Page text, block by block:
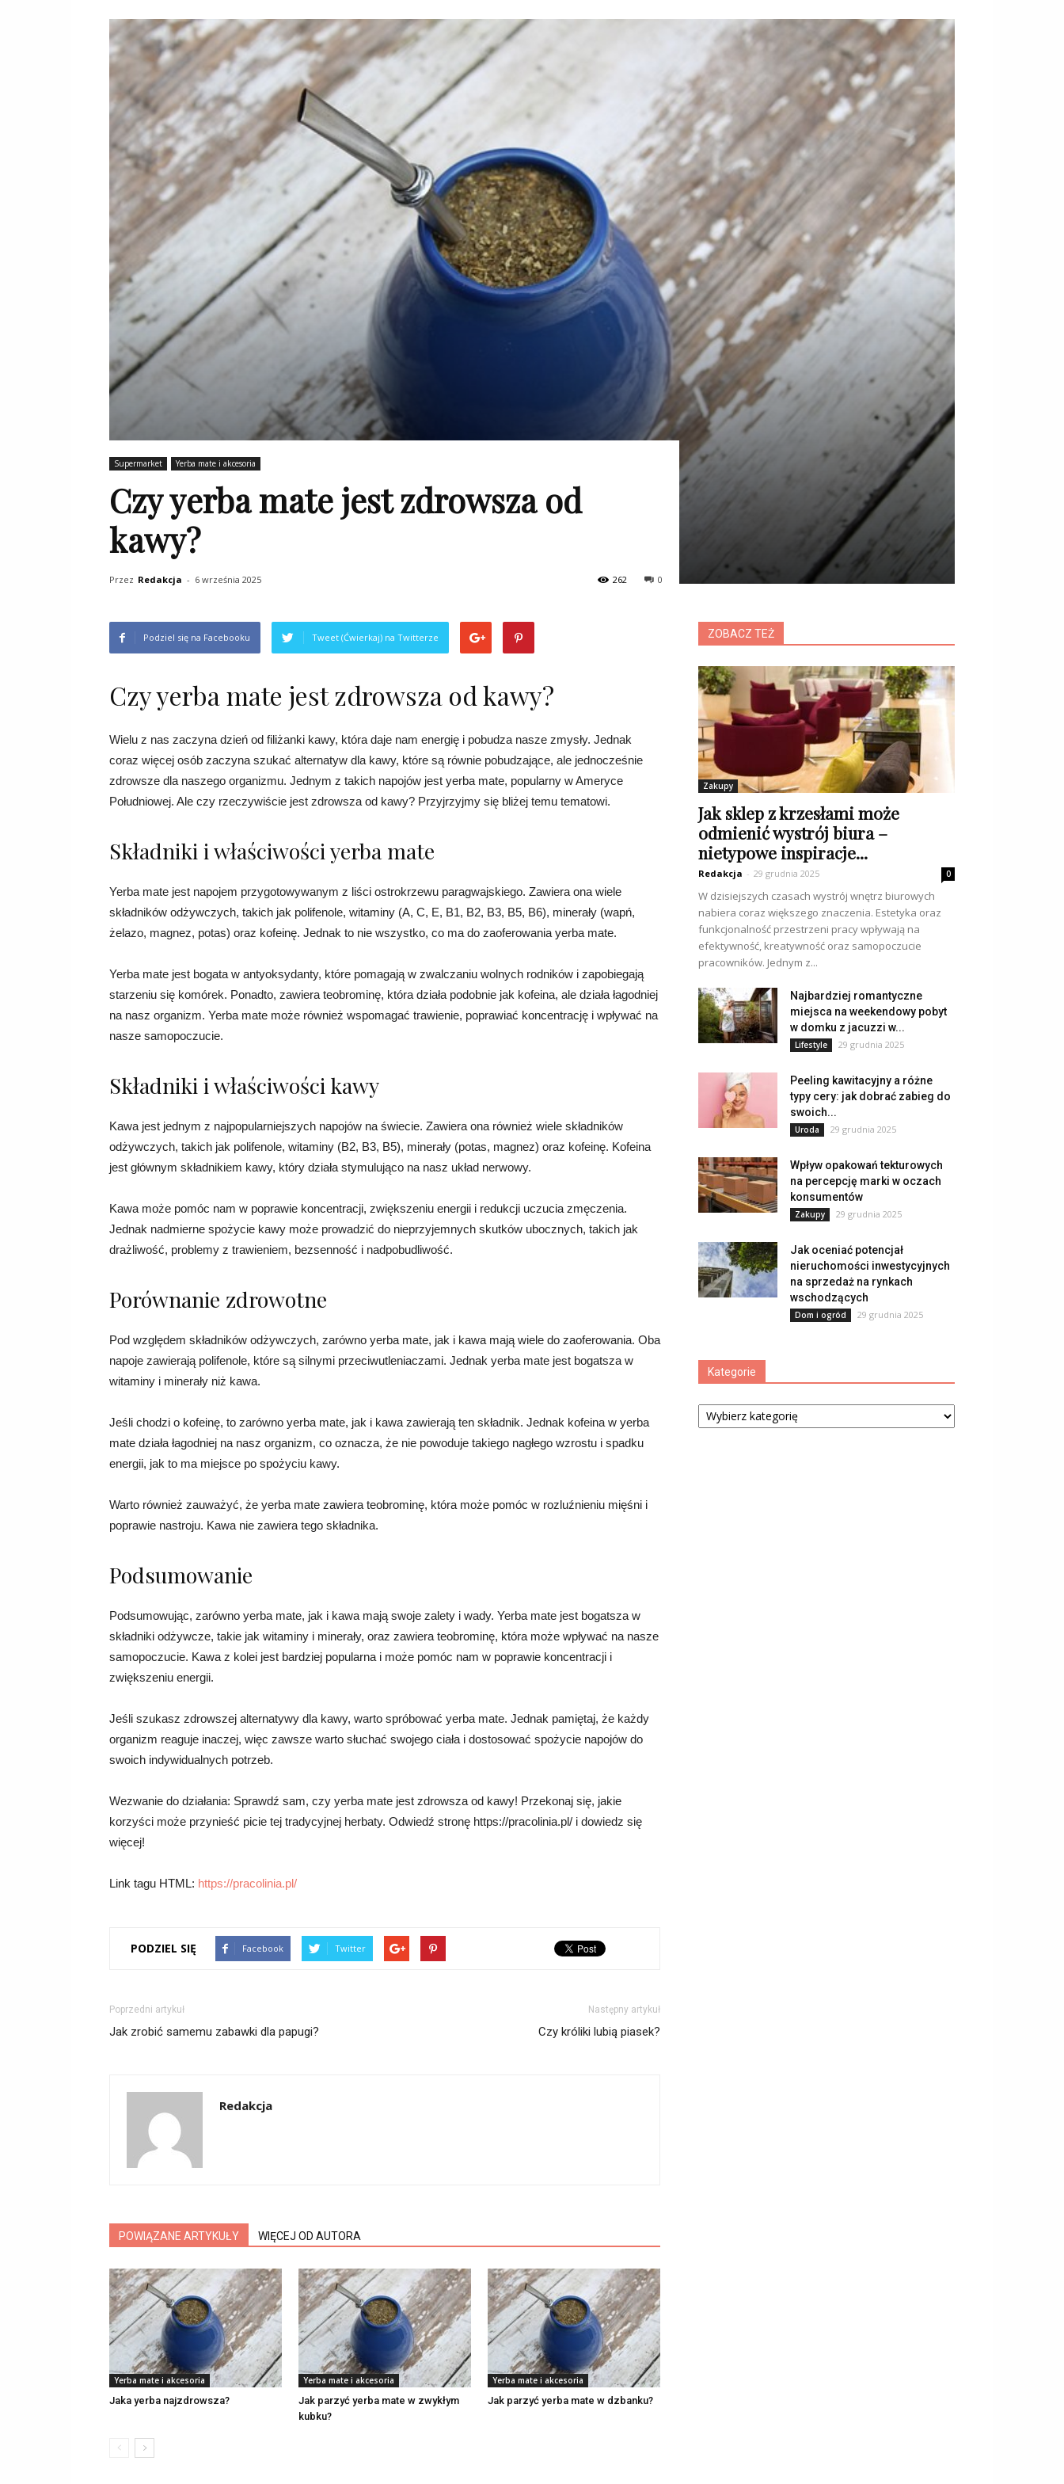
Supermarket Yerba mate i akcesoria
Czy yerba mate jest zdrowsza od
kawy?
Przez Redakcja - 6 września 2025 0
262
Podziel się na Facebooku Tweet (Ćwierkaj) na Twitterze
Czy yerba mate jest zdrowsza od kawy?
Wielu z nas zaczyna dzień od filiżanki kawy, która daje nam energię i pobudza nasze zmysły. Jednak
coraz więcej osób zaczyna szukać alternatyw dla kawy, które są równie pobudzające, ale jednocześnie
zdrowsze dla naszego organizmu. Jednym z takich napojów jest yerba mate, popularny w Ameryce
Południowej. Ale czy rzeczywiście jest zdrowsza od kawy? Przyjrzyjmy się bliżej temu tematowi.
Składniki i właściwości yerba mate
Yerba mate jest napojem przygotowywanym z liści ostrokrzewu paragwajskiego. Zawiera ona wiele
składników odżywczych, takich jak polifenole, witaminy (A, C, E, B1, B2, B3, B5, B6), minerały (wapń,
żelazo, magnez, potas) oraz kofeinę. Jednak to nie wszystko, co ma do zaoferowania yerba mate.
Yerba mate jest bogata w antyoksydanty, które pomagają w zwalczaniu wolnych rodników i zapobiegają
starzeniu się komórek. Ponadto, zawiera teobrominę, która działa podobnie jak kofeina, ale działa łagodniej
na nasz organizm. Yerba mate może również wspomagać trawienie, poprawiać koncentrację i wpływać na
nasze samopoczucie.
Składniki i właściwości kawy
Kawa jest jednym z najpopularniejszych napojów na świecie. Zawiera ona również wiele składników
odżywczych, takich jak polifenole, witaminy (B2, B3, B5), minerały (potas, magnez) oraz kofeinę. Kofeina
jest głównym składnikiem kawy, który działa stymulująco na nasz układ nerwowy.
Kawa może pomóc nam w poprawie koncentracji, zwiększeniu energii i redukcji uczucia zmęczenia.
Jednak nadmierne spożycie kawy może prowadzić do nieprzyjemnych skutków ubocznych, takich jak
drażliwość, problemy z trawieniem, bezsenność i nadpobudliwość.
Porównanie zdrowotne
Pod względem składników odżywczych, zarówno yerba mate, jak i kawa mają wiele do zaoferowania. Oba
napoje zawierają polifenole, które są silnymi przeciwutleniaczami. Jednak yerba mate jest bogatsza w
witaminy i minerały niż kawa.
Jeśli chodzi o kofeinę, to zarówno yerba mate, jak i kawa zawierają ten składnik. Jednak kofeina w yerba
mate działa łagodniej na nasz organizm, co oznacza, że nie powoduje takiego nagłego wzrostu i spadku
energii, jak to ma miejsce po spożyciu kawy.
Warto również zauważyć, że yerba mate zawiera teobrominę, która może pomóc w rozluźnieniu mięśni i
poprawie nastroju. Kawa nie zawiera tego składnika.
Podsumowanie
Podsumowując, zarówno yerba mate, jak i kawa mają swoje zalety i wady. Yerba mate jest bogatsza w
składniki odżywcze, takie jak witaminy i minerały, oraz zawiera teobrominę, która może wpływać na nasze
samopoczucie. Kawa z kolei jest bardziej popularna i może pomóc nam w poprawie koncentracji i
zwiększeniu energii.
Jeśli szukasz zdrowszej alternatywy dla kawy, warto spróbować yerba mate. Jednak pamiętaj, że każdy
organizm reaguje inaczej, więc zawsze warto słuchać swojego ciała i dostosować spożycie napojów do
swoich indywidualnych potrzeb.
Wezwanie do działania: Sprawdź sam, czy yerba mate jest zdrowsza od kawy! Przekonaj się, jakie
korzyści może przynieść picie tej tradycyjnej herbaty. Odwiedź stronę https://pracolinia.pl/ i dowiedz się
więcej!
Link tagu HTML: https://pracolinia.pl/
PODZIEL SIĘ Facebook Twitter
Poprzedni artykuł
Jak zrobić samemu zabawki dla papugi?
Następny artykuł
Czy króliki lubią piasek?
Redakcja
POWIĄZANE ARTYKUŁY WIĘCEJ OD AUTORA
Yerba mate i akcesoria
Jaka yerba najzdrowsza?
Yerba mate i akcesoria
Jak parzyć yerba mate w zwykłym
kubku?
Yerba mate i akcesoria
Jak parzyć yerba mate w dzbanku?
ZOBACZ TEŻ
Zakupy
Jak sklep z krzesłami może
odmienić wystrój biura –
nietypowe inspiracje...
Redakcja - 29 grudnia 2025 0
W dzisiejszych czasach wystrój wnętrz biurowych
nabiera coraz większego znaczenia. Estetyka oraz
funkcjonalność przestrzeni pracy wpływają na
efektywność, kreatywność oraz samopoczucie
pracowników. Jednym z...
Najbardziej romantyczne
miejsca na weekendowy pobyt
w domku z jacuzzi w...
Lifestyle 29 grudnia 2025
Peeling kawitacyjny a różne
typy cery: jak dobrać zabieg do
swoich...
Uroda 29 grudnia 2025
Wpływ opakowań tekturowych
na percepcję marki w oczach
konsumentów
Zakupy 29 grudnia 2025
Jak oceniać potencjał
nieruchomości inwestycyjnych
na sprzedaż na rynkach
wschodzących
Dom i ogród 29 grudnia 2025
Kategorie
Kategorie